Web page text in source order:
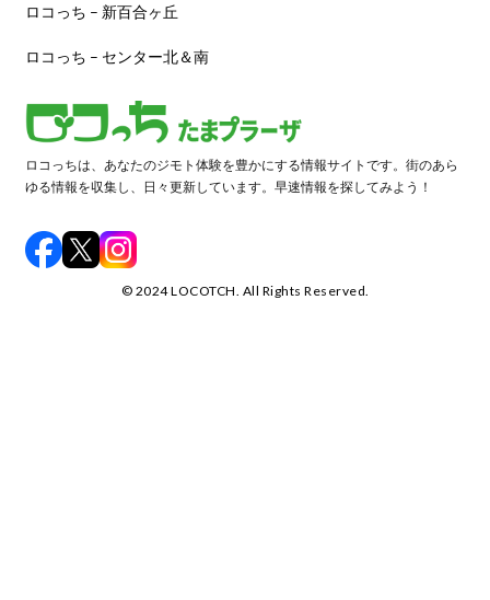
ロコっち – 新百合ヶ丘
ロコっち – センター北＆南
ロコっちは、あなたのジモト体験を豊かにする情報サイトです。街のあら
ゆる情報を収集し、日々更新しています。早速情報を探してみよう！
©️ 2024 LOCOTCH. All Rights Reserved.